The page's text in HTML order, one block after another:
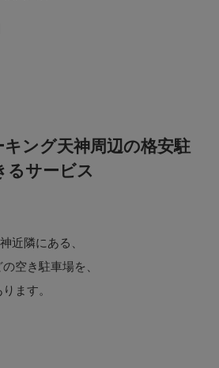
ング天神周辺の格安駐
るサービス
近隣にある、
空き駐車場を、
ます。